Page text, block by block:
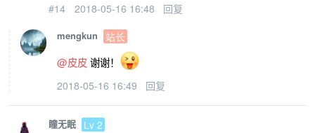
#14 2018-05-16 16:48 回复
mengkun 站长
@皮皮 谢谢！
2018-05-16 16:49 回复
瞳无眠 Lv 2